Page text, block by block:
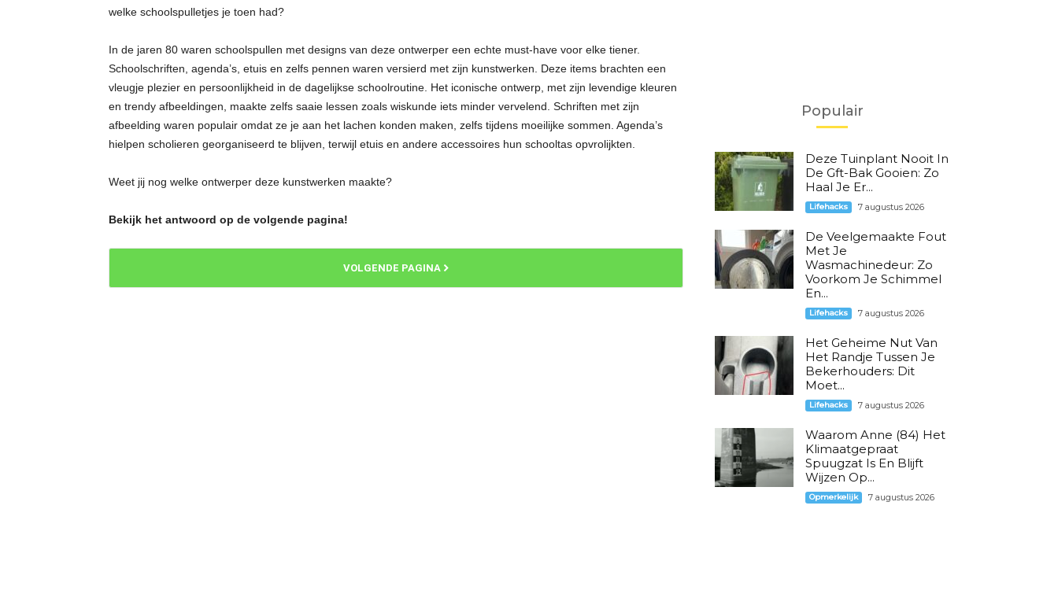
welke schoolspulletjes je toen had?
In de jaren 80 waren schoolspullen met designs van deze ontwerper een echte must-have voor elke tiener.
Schoolschriften, agenda’s, etuis en zelfs pennen waren versierd met zijn kunstwerken. Deze items brachten een
vleugje plezier en persoonlijkheid in de dagelijkse schoolroutine. Het iconische ontwerp, met zijn levendige kleuren
en trendy afbeeldingen, maakte zelfs saaie lessen zoals wiskunde iets minder vervelend. Schriften met zijn
afbeelding waren populair omdat ze je aan het lachen konden maken, zelfs tijdens moeilijke sommen. Agenda’s
hielpen scholieren georganiseerd te blijven, terwijl etuis en andere accessoires hun schooltas opvrolijkten.
Weet jij nog welke ontwerper deze kunstwerken maakte?
Bekijk het antwoord op de volgende pagina!
VOLGENDE PAGINA
Populair
Deze Tuinplant Nooit In
De Gft-Bak Gooien: Zo
Haal Je Er...
Lifehacks 7 augustus 2026
De Veelgemaakte Fout
Met Je
Wasmachinedeur: Zo
Voorkom Je Schimmel
En...
Lifehacks 7 augustus 2026
Het Geheime Nut Van
Het Randje Tussen Je
Bekerhouders: Dit
Moet...
Lifehacks 7 augustus 2026
Waarom Anne (84) Het
Klimaatgepraat
Spuugzat Is En Blijft
Wijzen Op...
Opmerkelijk 7 augustus 2026